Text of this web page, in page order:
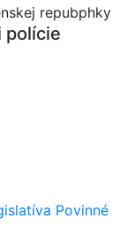
polície
Povinné